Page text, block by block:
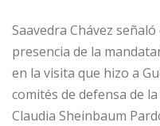
Saavedra Chávez
presencia de la
en la visita que hizo a
comités de defensa de
Claudia Sheinbaum